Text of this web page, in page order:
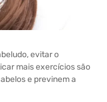
evitar o
mais exercícios são
e previnem a